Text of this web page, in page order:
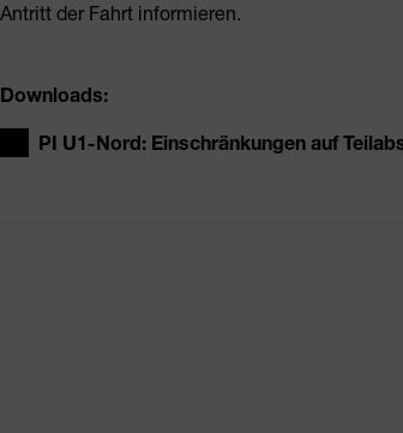
Antritt der Fahrt informieren.
Downloads:
PI U1-Nord: Einschränkungen auf